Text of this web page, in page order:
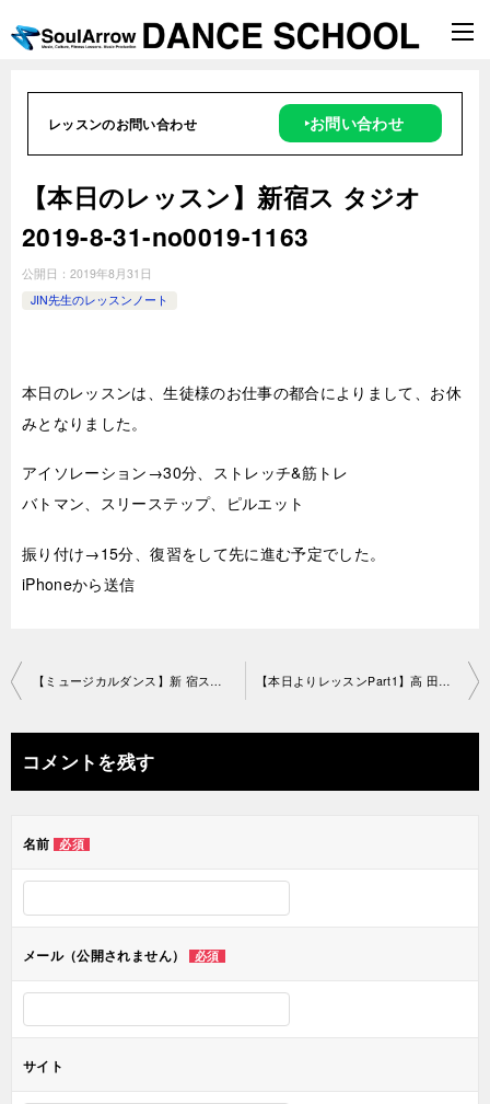
レッスンのお問い合わせ ‣お問い合わせ
【本日のレッスン】新宿ス タジオ
2019-8-31-no0019-1163
公開日： 2019年8月31日
JIN先生のレッスンノート
本日のレッスンは、生徒様のお仕事の都合によりまして、お休
みとなりました。
アイソレーション→30分、ストレッチ&筋トレ
バトマン、スリーステップ、ピルエット
振り付け→15分、復習をして先に進む予定でした。
iPhoneから送信
投
ナ
ビ
ー
ン
【ミュージカルダンス】新 宿スタジオ2019-8-31-no0019-1095 【本日よりレッスンPart1】高 田馬場教室2019-8-31-no0019-1191
コメントを残す
名前 必須
メール（公開されません） 必須
サイト